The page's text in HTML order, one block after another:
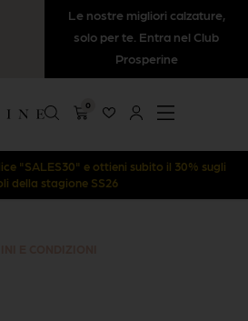
Le nostre migliori calzature,
solo per te. Entra nel Club
Prosperine
0
"SALES30" e ottieni subito il 30% sugli
della stagione SS26